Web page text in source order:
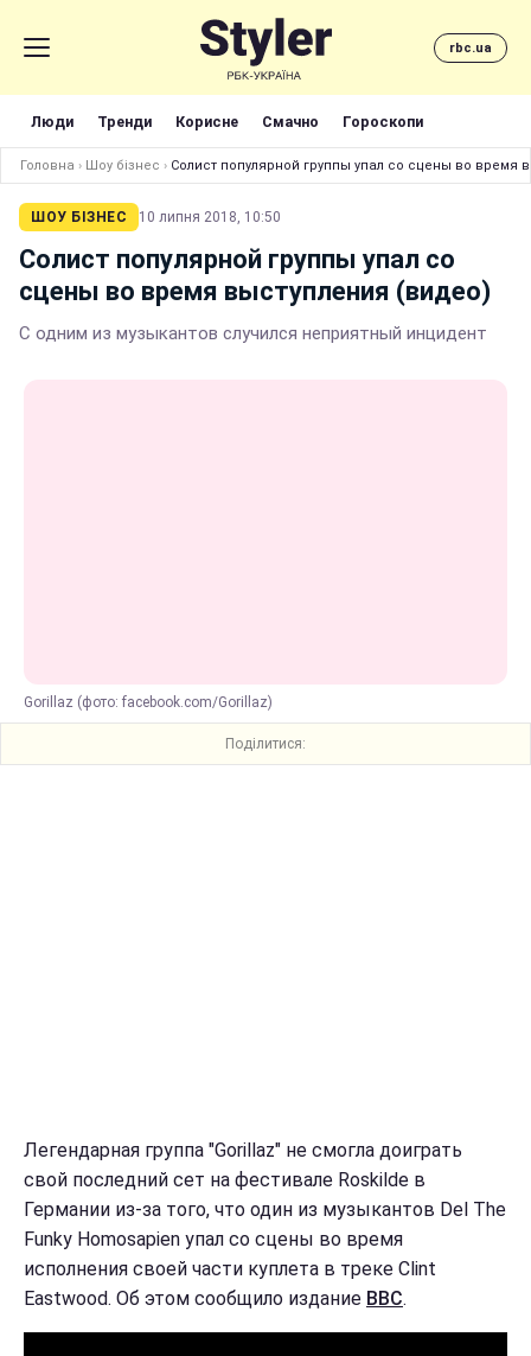
rbc.ua
Люди Тренди Корисне Смачно Гороскопи
Головна › Шоу бізнес › Солист популярной группы упал со сцены во время
ШОУ БІЗНЕС 10 липня 2018, 10:50
Солист популярной группы упал со
сцены во время выступления (видео)
С одним из музыкантов случился неприятный инцидент
Gorillaz (фото: facebook.com/Gorillaz)
Поділитися:
Легендарная группа "Gorillaz" не смогла доиграть
свой последний сет на фестивале Roskilde в
Германии из-за того, что один из музыкантов Del The
Funky Homosapien упал со сцены во время
исполнения своей части куплета в треке Clint
Eastwood. Об этом сообщило издание BBC.